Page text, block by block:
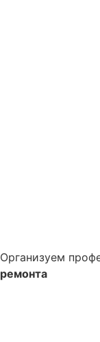
Организуем
ремонта